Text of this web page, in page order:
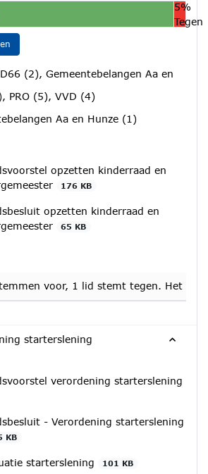
5%
Tegen
(2), Gemeentebelangen Aa en
PRO (5), VVD (4)
Aa en Hunze (1)
opzetten kinderraad en
176 KB
opzetten kinderraad en
65 KB
voor, 1 lid stemt tegen. Het
starterslening
verordening starterslening
- Verordening starterslening
KB
starterslening 101 KB